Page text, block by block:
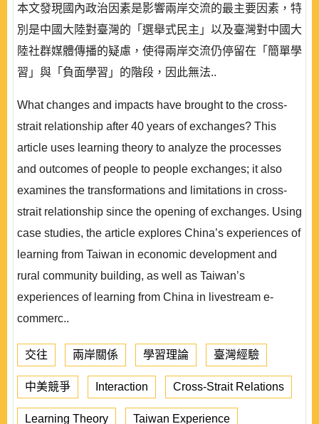
本文發現國內政治因素是影響兩岸交流的最主要因素，特
別是中國大陸對臺灣的「選舉式民主」以及臺灣對中國大
陸社群媒體傳播的疑慮，使得兩岸交流仍停留在「簡單學
習」與「負面學習」的階段，因此無法..
What changes and impacts have brought to the cross-
strait relationship after 40 years of exchanges? This
article uses learning theory to analyze the processes
and outcomes of people to people exchanges; it also
examines the transformations and limitations in cross-
strait relationship since the opening of exchanges. Using
case studies, the article explores China’s experiences of
learning from Taiwan in economic development and
rural community building, as well as Taiwan’s
experiences of learning from China in livestream e-
commerc..
交往 兩岸關係 學習理論 臺灣經驗
中美競爭 Interaction Cross-Strait Relations
Learning Theory Taiwan Experience